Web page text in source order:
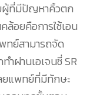
ผู้ที่มีปัญหาคิ้วตก
อยคือการใช้เอน
ทย์สามารถจัด
ำผ่านเอเจนซี่ SR
ยแพทย์ที่มีทักษะ